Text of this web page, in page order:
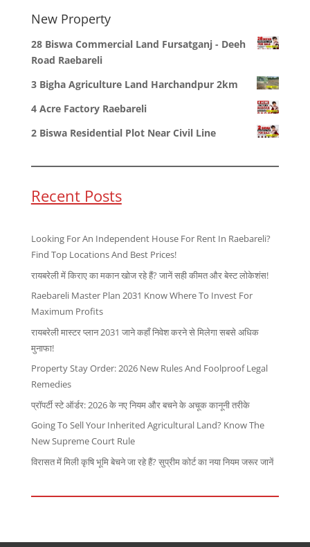
New Property
28 Biswa Commercial Land Fursatganj - Deeh
Road Raebareli
3 Bigha Agriculture Land Harchandpur 2km
4 Acre Factory Raebareli
2 Biswa Residential Plot Near Civil Line
Recent Posts
Looking For An Independent House For Rent In Raebareli?
Find Top Locations And Best Prices!
रायबरेली में किराए का मकान खोज रहे हैं? जानें सही कीमत और बेस्ट लोकेशंस!
Raebareli Master Plan 2031 Know Where To Invest For
Maximum Profits
रायबरेली मास्टर प्लान 2031 जाने कहाँ निवेश करने से मिलेगा सबसे अधिक
मुनाफा!
Property Stay Order: 2026 New Rules And Foolproof Legal
Remedies
प्रॉपर्टी स्टे ऑर्डर: 2026 के नए नियम और बचने के अचूक कानूनी तरीके
Going To Sell Your Inherited Agricultural Land? Know The
New Supreme Court Rule
विरासत में मिली कृषि भूमि बेचने जा रहे हैं? सुप्रीम कोर्ट का नया नियम जरूर जानें